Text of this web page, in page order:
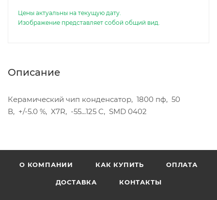
Цены актуальны на текущую дату.
Изображение представляет собой общий вид.
Описание
Керамический чип конденсатор, 1800 пф, 50
В, +/-5.0 %, X7R, -55...125 C, SMD 0402
О КОМПАНИИ КАК КУПИТЬ ОПЛАТА
ДОСТАВКА КОНТАКТЫ